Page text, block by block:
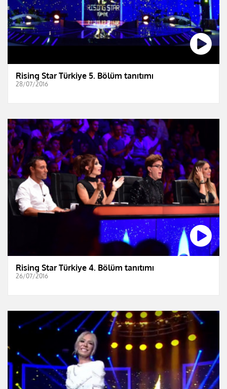
Rising Star Türkiye 5. Bölüm tanıtımı
28/07/2016
Rising Star Türkiye 4. Bölüm tanıtımı
26/07/2016